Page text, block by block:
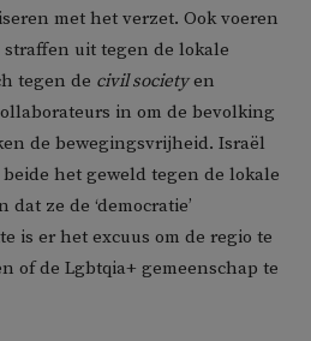
met het verzet. Ook voeren
uit tegen de lokale
tegen de civil societyen
in om de bevolking
de bewegingsvrijheid. Israël
het geweld tegen de lokale
ze de ‘democratie’
is er het excuus om de regio te
of de Lgbtqia+ gemeenschap te